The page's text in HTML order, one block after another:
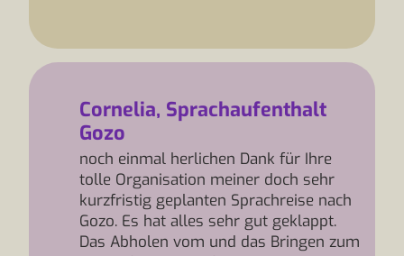
Cornelia, Sprachaufenthalt
Gozo
noch einmal herlichen Dank für Ihre
tolle Organisation meiner doch sehr
kurzfristig geplanten Sprachreise nach
Gozo. Es hat alles sehr gut geklappt.
Das Abholen vom und das Bringen zum